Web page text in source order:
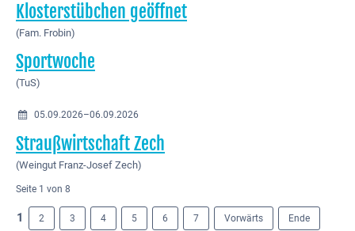
Klosterstübchen geöffnet
(Fam. Frobin)
Sportwoche
(TuS)
05.09.2026–06.09.2026
Straußwirtschaft Zech
(Weingut Franz-Josef Zech)
Seite 1 von 8
1 2 3 4 5 6 7 Vorwärts Ende